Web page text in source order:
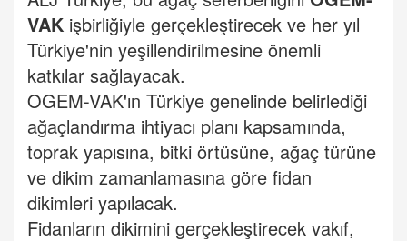
VAK işbirliğiyle gerçekleştirecek ve her yıl
Türkiye'nin yeşillendirilmesine önemli
katkılar sağlayacak.
OGEM-VAK'ın Türkiye genelinde belirlediği
ağaçlandırma ihtiyacı planı kapsamında,
toprak yapısına, bitki örtüsüne, ağaç türüne
ve dikim zamanlamasına göre fidan
dikimleri yapılacak.
Fidanların dikimini gerçekleştirecek vakıf,